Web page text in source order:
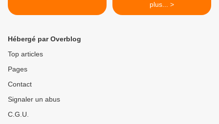
plus... >
Hébergé par Overblog
Top articles
Pages
Contact
Signaler un abus
C.G.U.